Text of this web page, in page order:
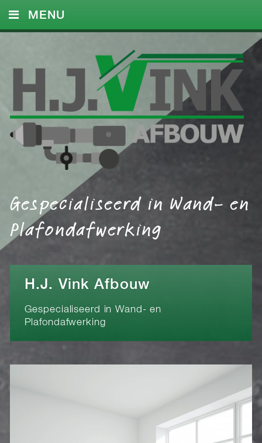
Gespecialiseerd in Wand- en
Plafondafwerking
MENU
DIENSTEN
REFERENTIES
CONTACT
H.J. Vink Afbouw
Gespecialiseerd in Wand- en
Plafondafwerking